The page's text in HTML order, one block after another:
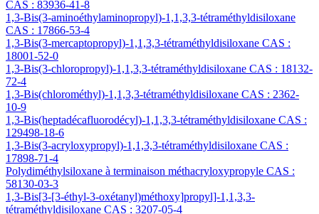
CAS : 83936-41-8
1,3-Bis(3-aminoéthylaminopropyl)-1,1,3,3-tétraméthyldisiloxane
CAS : 17866-53-4
1,3-Bis(3-mercaptopropyl)-1,1,3,3-tétraméthyldisiloxane CAS :
18001-52-0
1,3-Bis(3-chloropropyl)-1,1,3,3-tétraméthyldisiloxane CAS : 18132-
72-4
1,3-Bis(chlorométhyl)-1,1,3,3-tétraméthyldisiloxane CAS : 2362-
10-9
1,3-Bis(heptadécafluorodécyl)-1,1,3,3-tétraméthyldisiloxane CAS :
129498-18-6
1,3-Bis(3-acryloxypropyl)-1,1,3,3-tétraméthyldisiloxane CAS :
17898-71-4
Polydiméthylsiloxane à terminaison méthacryloxypropyle CAS :
58130-03-3
1,3-Bis[3-[3-éthyl-3-oxétanyl)méthoxy]propyl]-1,1,3,3-
tétraméthyldisiloxane CAS : 3207-05-4